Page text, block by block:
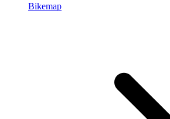
Bikemap